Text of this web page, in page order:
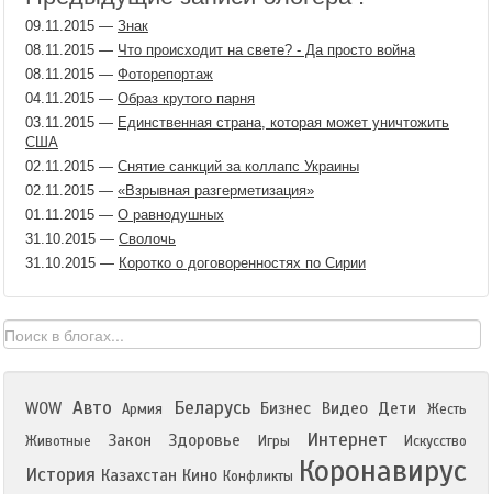
09.11.2015 — Знак
08.11.2015 — Что происходит на свете? - Да просто война
08.11.2015 — Фоторепортаж
04.11.2015 — Образ крутого парня
03.11.2015 — Единственная страна, которая может уничтожить
США
02.11.2015 — Снятие санкций за коллапс Украины
02.11.2015 — «Взрывная разгерметизация»
01.11.2015 — О равнодушных
31.10.2015 — Сволочь
31.10.2015 — Коротко о договоренностях по Сирии
WOW Авто Армия Беларусь Бизнес Видео Дети
Жесть
Животные
Закон Здоровье Игры Интернет Искусство
История Казахстан Кино Конфликты Коронавирус